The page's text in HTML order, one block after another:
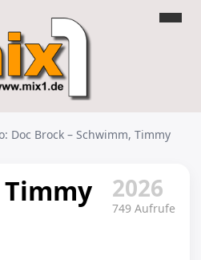
Doc Brock – Schwimm, Timmy
2026
749 Aufrufe